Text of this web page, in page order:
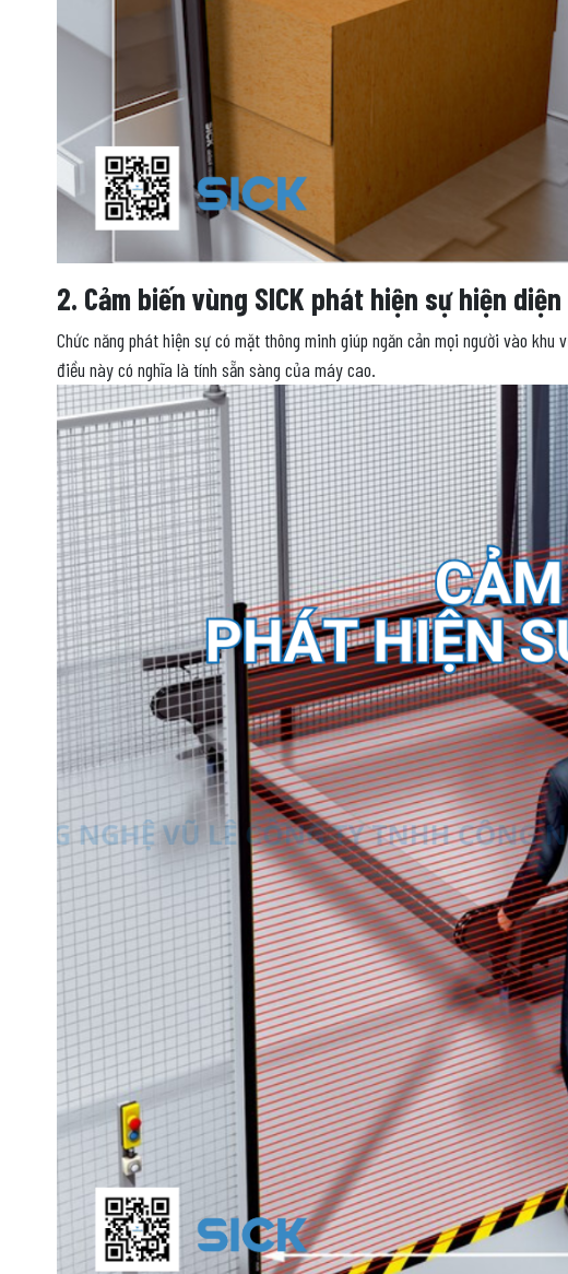
2. Cảm biến vùng SICK phát hiện sự hiện
Chức năng phát hiện sự có mặt thông minh giúp ngăn cản mọi người vào
điều này có nghĩa là tính sẵn sàng của máy cao.